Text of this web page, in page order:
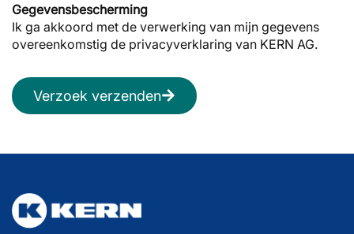
Gegevensbescherming
Ik ga akkoord met de verwerking van mijn gegevens
overeenkomstig de privacyverklaring van KERN AG.
Verzoek verzenden